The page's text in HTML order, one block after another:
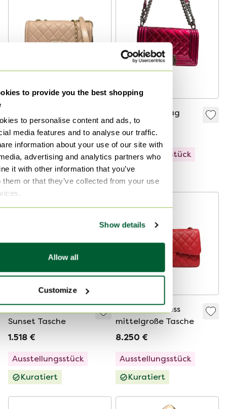
to provide you the best shopping
to personalise content and ads, to
media features and to analyse our traffic.
information about your use of our site with
advertising and analytics partners who
it with other information that you’ve
them or that they’ve collected from your use
Show details
Allow all
Customize
3.520 €
Ausstellungsstück
Kuratiert
Chanel Boy Bag
2.948 €
Ausstellungsstück
Kuratiert
Sunset Tasche
1.518 €
Ausstellungsstück
Kuratiert
Chanel Timeless
mittelgroße Tasche
8.250 €
Ausstellungsstück
Kuratiert